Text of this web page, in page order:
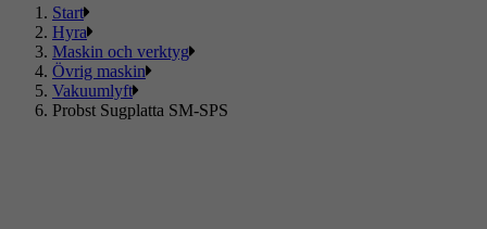
Start
Hyra
Maskin och verktyg
Övrig maskin
Vakuumlyft
Probst Sugplatta SM-SPS